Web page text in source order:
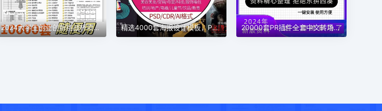
2024大学生创业创新挑战杯项目计划书 商业计划书PPT，word版 精选4000套海报设计模板，PS海报模板素材图库 20000套PR插件全套中文转场磨皮调色字幕预设素材模板素材大全